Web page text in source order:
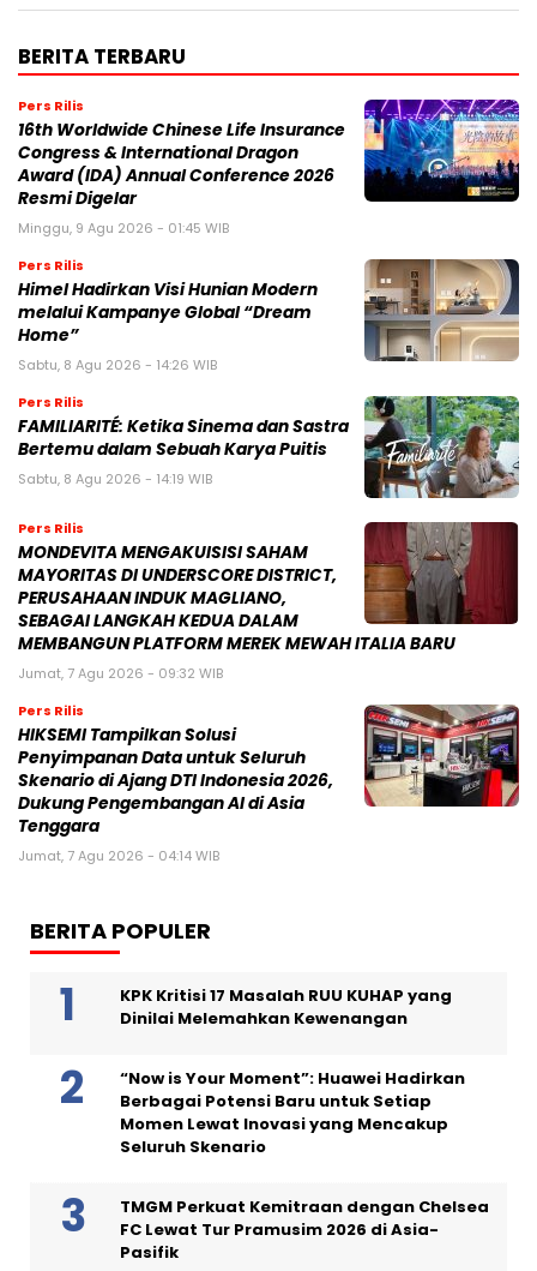
BERITA TERBARU
Pers Rilis
16th Worldwide Chinese Life Insurance
Congress & International Dragon
Award (IDA) Annual Conference 2026
Resmi Digelar
Minggu, 9 Agu 2026 - 01:45 WIB
Pers Rilis
Himel Hadirkan Visi Hunian Modern
melalui Kampanye Global “Dream
Home”
Sabtu, 8 Agu 2026 - 14:26 WIB
Pers Rilis
FAMILIARITÉ: Ketika Sinema dan Sastra
Bertemu dalam Sebuah Karya Puitis
Sabtu, 8 Agu 2026 - 14:19 WIB
Pers Rilis
MONDEVITA MENGAKUISISI SAHAM
MAYORITAS DI UNDERSCORE DISTRICT,
PERUSAHAAN INDUK MAGLIANO,
SEBAGAI LANGKAH KEDUA DALAM
MEMBANGUN PLATFORM MEREK MEWAH ITALIA BARU
Jumat, 7 Agu 2026 - 09:32 WIB
Pers Rilis
HIKSEMI Tampilkan Solusi
Penyimpanan Data untuk Seluruh
Skenario di Ajang DTI Indonesia 2026,
Dukung Pengembangan AI di Asia
Tenggara
Jumat, 7 Agu 2026 - 04:14 WIB
BERITA POPULER
KPK Kritisi 17 Masalah RUU KUHAP yang
Dinilai Melemahkan Kewenangan
“Now is Your Moment”: Huawei Hadirkan
Berbagai Potensi Baru untuk Setiap
Momen Lewat Inovasi yang Mencakup
Seluruh Skenario
TMGM Perkuat Kemitraan dengan Chelsea
FC Lewat Tur Pramusim 2026 di Asia-
Pasifik